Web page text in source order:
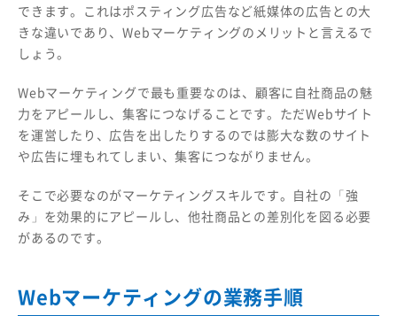
できます。これはポスティング広告など紙媒体の広告との大
きな違いであり、Webマーケティングのメリットと言えるで
しょう。
Webマーケティングで最も重要なのは、顧客に自社商品の魅
力をアピールし、集客につなげることです。ただWebサイト
を運営したり、広告を出したりするのでは膨大な数のサイト
や広告に埋もれてしまい、集客につながりません。
そこで必要なのがマーケティングスキルです。自社の「強
み」を効果的にアピールし、他社商品との差別化を図る必要
があるのです。
Webマーケティングの業務手順